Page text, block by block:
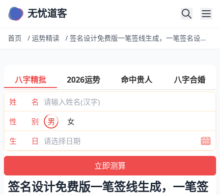
无忧道客
首页 / 运势精读 / 签名设计免费版一笔签线生成，一笔签名设计免费版
八字精批 2026运势 命中贵人 八字合婚
姓 名
性 别
男
女
生 日
签名设计免费版一笔签线生成，一笔签